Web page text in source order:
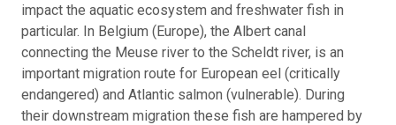
impact the aquatic ecosystem and freshwater fish in
particular. In Belgium (Europe), the Albert canal
connecting the Meuse river to the Scheldt river, is an
important migration route for European eel (critically
endangered) and Atlantic salmon (vulnerable). During
their downstream migration these fish are hampered by